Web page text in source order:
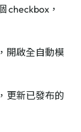
checkbox，
開啟全自動模
更新已發布的